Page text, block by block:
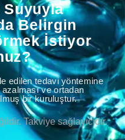
Suyuyla
Belirgin
İstiyor
edilen tedavi yöntemine
azalması ve ortadan
bir kuruluştur.
Takviye sağlayıcıdır.